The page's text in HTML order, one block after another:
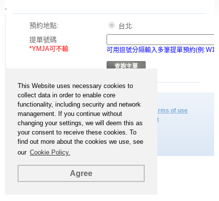
This Website uses necessary cookies to
collect data in order to enable core
functionality, including security and network
management. If you continue without
changing your settings, we will deem this as
your consent to receive these cookies. To
find out more about the cookies we use, see
our Cookie Policy.
Agree
-
預約地點:
台北
提單號碼
*YMJA可不輸 可用逗號分隔輸入多筆提單預約(例
Copyright © YANG MING. All Rights Reserved.
Terms of use
Privacy Policy
Ethical Management Statement